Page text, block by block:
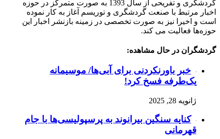
گردشگری و تفریحی از سال 1393 به صورت متمرکز در حوزه
اخبار مرتبط با صنعت گردشگری و توریسم آغاز به کار نموده
است و اخیرا نیز به صورت تخصصی در زمینه بازنشر اخبار این
حوزه‌ها فعالیت می کند.
گردشگران در حال مشاهده:
خبر باورنکردنی برای آبی‌ها/ موسیمانه
یک‌طرفه فسخ کرد!
ژانویه 28, 2025
کنایه سنگین بیرانوند به پرسپولیسی‌ها با جام
قهرمانی